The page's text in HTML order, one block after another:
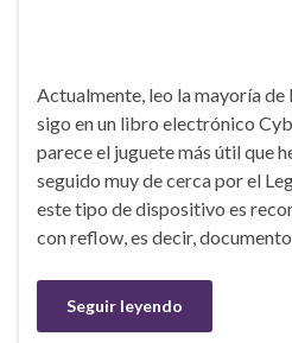
Actualmente, leo la mayoría
sigo en un libro electrónico
parece el juguete más útil que
seguido muy de cerca por el
este tipo de dispositivo es
con reflow, es decir,
Seguir leyendo